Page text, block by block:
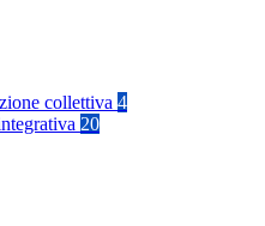
collettiva 4
20